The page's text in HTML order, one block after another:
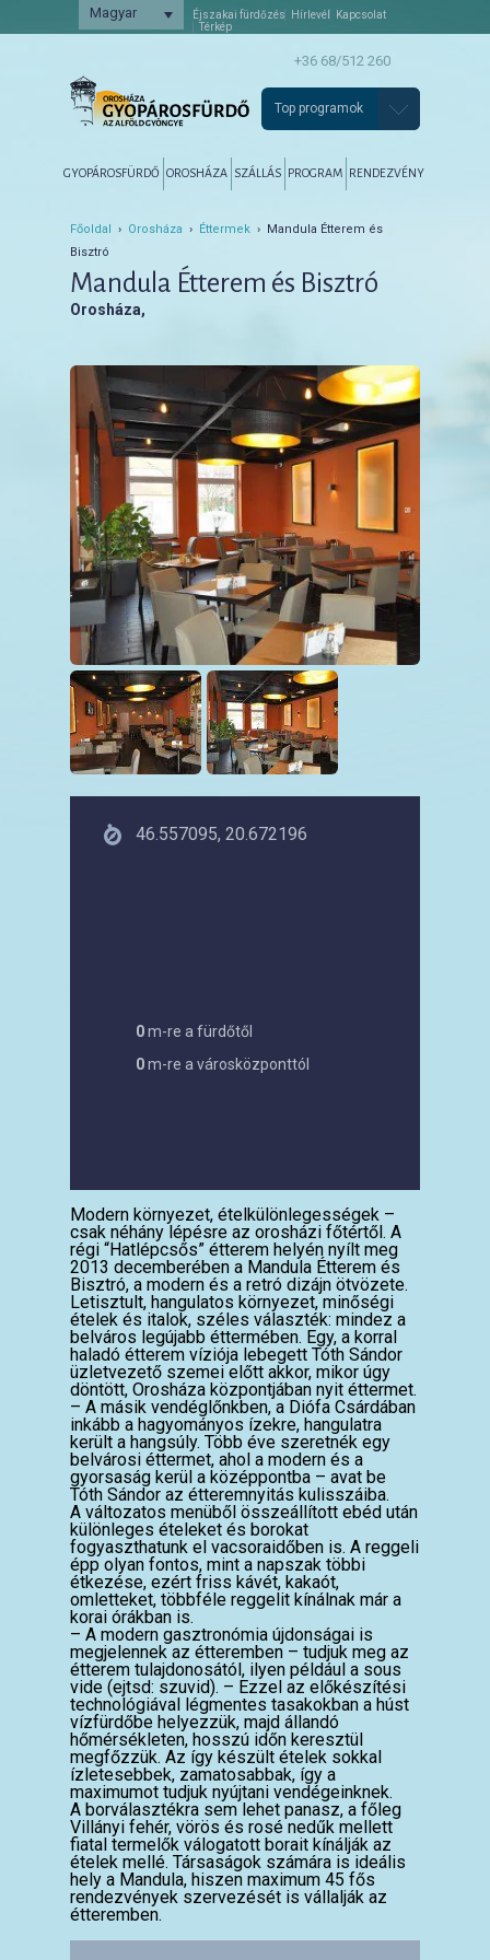
Magyar Éjszakai fürdőzés Hírlevél
Kapcsolat
Térkép
+36 68/512 260
Top programok
Tovább az elsődleges tartalomra
Tovább a másodlagos tartalomra
GYOPÁROSFÜRDŐ OROSHÁZA SZÁLLÁS PROGRAM RENDEZVÉNY
Főoldal › Orosháza › Éttermek › Mandula Étterem és
Bisztró
Mandula Étterem és Bisztró
Orosháza,
46.557095, 20.672196
0m-re a fürdőtől
0m-re a városközponttól
Modern környezet, ételkülönlegességek –
csak néhány lépésre az orosházi főtértől. A
régi “Hatlépcsős” étterem helyén nyílt meg
2013 decemberében a Mandula Étterem és
Bisztró, a modern és a retró dizájn ötvözete.
Letisztult, hangulatos környezet, minőségi
ételek és italok, széles választék: mindez a
belváros legújabb éttermében. Egy, a korral
haladó étterem víziója lebegett Tóth Sándor
üzletvezető szemei előtt akkor, mikor úgy
döntött, Orosháza központjában nyit éttermet.
– A másik vendéglőnkben, a Diófa Csárdában
inkább a hagyományos ízekre, hangulatra
került a hangsúly. Több éve szeretnék egy
belvárosi éttermet, ahol a modern és a
gyorsaság kerül a középpontba – avat be
Tóth Sándor az étteremnyitás kulisszáiba.
A változatos menüből összeállított ebéd után
különleges ételeket és borokat
fogyaszthatunk el vacsoraidőben is. A reggeli
épp olyan fontos, mint a napszak többi
étkezése, ezért friss kávét, kakaót,
omletteket, többféle reggelit kínálnak már a
korai órákban is.
– A modern gasztronómia újdonságai is
megjelennek az étteremben – tudjuk meg az
étterem tulajdonosától, ilyen például a sous
vide (ejtsd: szuvid). – Ezzel az előkészítési
technológiával légmentes tasakokban a húst
vízfürdőbe helyezzük, majd állandó
hőmérsékleten, hosszú időn keresztül
megfőzzük. Az így készült ételek sokkal
ízletesebbek, zamatosabbak, így a
maximumot tudjuk nyújtani vendégeinknek.
A borválasztékra sem lehet panasz, a főleg
Villányi fehér, vörös és rosé nedűk mellett
fiatal termelők válogatott borait kínálják az
ételek mellé. Társaságok számára is ideális
hely a Mandula, hiszen maximum 45 fős
rendezvények szervezését is vállalják az
étteremben.